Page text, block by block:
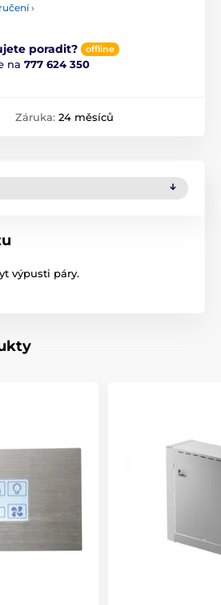
›
poradit? offline
na 777 624 350
Záruka: 24 měsíců
výpusti páry.